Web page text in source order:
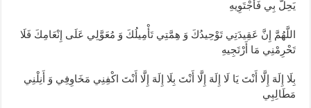
يَحِلَّ بِي فَأَجْتَوِيهِ
اللَّهُمَّ إِنَّ عَقِيدَتِي تَوْحِيدُكَ وَ هِمَّتِي تَأْمِيلُكَ وَ مُعَوَّلِي عَلَى إِنْعَامِكَ فَلَا
تَحْرِمْنِي مَا أَرْتَجِيهِ
بِلَا إِلَهَ إِلَّا أَنْتَ يَا لَا إِلَهَ إِلَّا أَنْتَ بِلَا إِلَهَ إِلَّا أَنْتَ اكْفِنِي مَخَاوِفِي وَ أَنِلْنِي
مَطَالِبِي